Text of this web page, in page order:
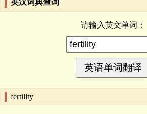
请输入英文单词：
fertility